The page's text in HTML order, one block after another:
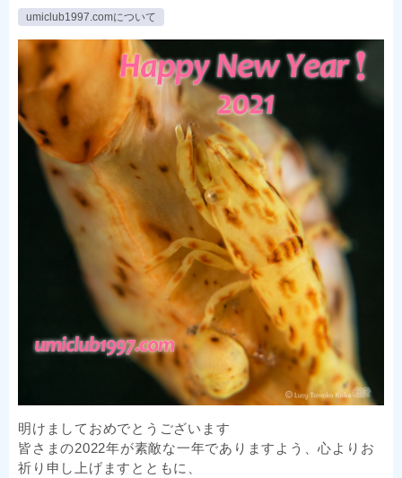
umiclub1997.comについて
明けましておめでとうございます
皆さまの2022年が素敵な一年でありますよう、心よりお
祈り申し上げますとともに、